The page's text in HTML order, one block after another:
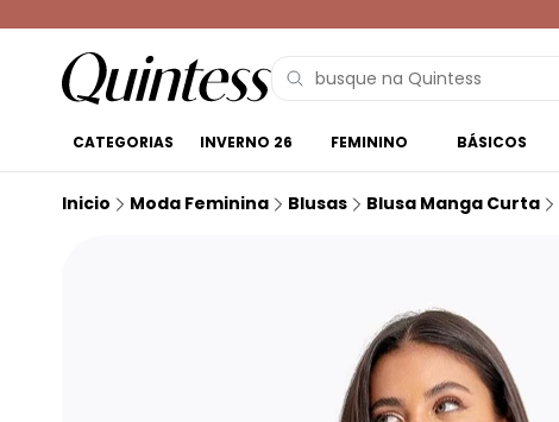
CATEGORIAS INVERNO 26 FEMININO BÁSICOS
Inicio Moda Feminina Blusas Blusa Manga Curta